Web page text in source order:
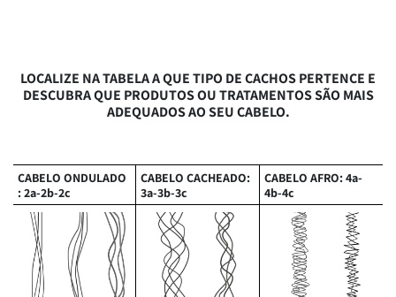
LOCALIZE NA TABELA A QUE TIPO DE CACHOS PERTENCE E
DESCUBRA QUE PRODUTOS OU TRATAMENTOS SÃO MAIS
ADEQUADOS AO SEU CABELO.
CABELO ONDULADO
: 2a-2b-2c
CABELO CACHEADO:
3a-3b-3c
CABELO AFRO: 4a-
4b-4c